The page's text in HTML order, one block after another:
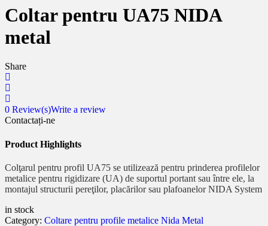
Coltar pentru UA75 NIDA
metal
Share
0 Review(s)Write a review
Contactați-ne
Product Highlights
Colţarul pentru profil UA75 se utilizează pentru prinderea profilelor
metalice pentru rigidizare (UA) de suportul portant sau între ele, la
montajul structurii pereţilor, placărilor sau plafoanelor NIDA System
in stock
Category: Coltare pentru profile metalice Nida Metal